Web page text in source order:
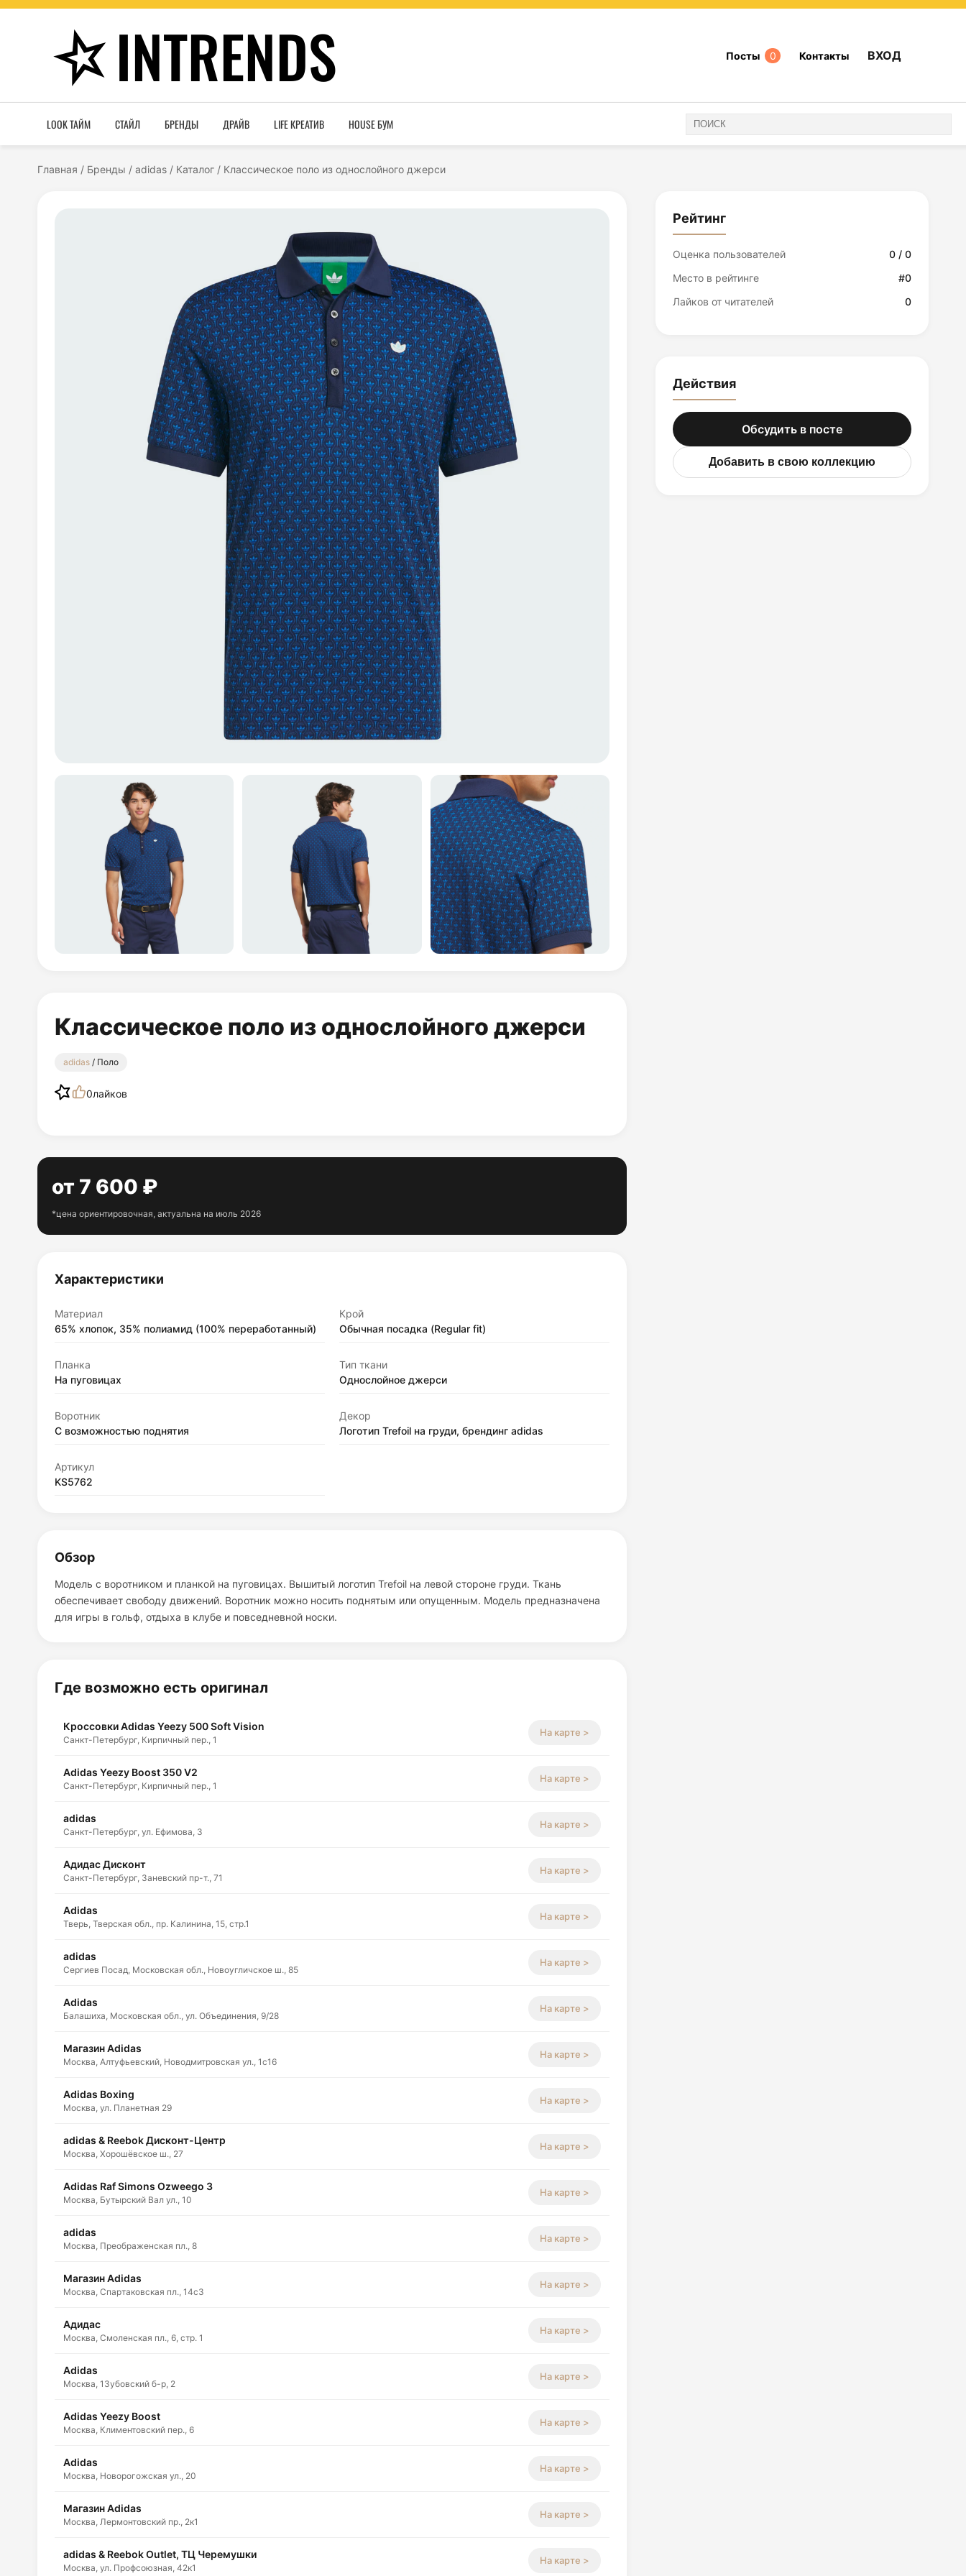
INTRENDS Посты 0 Контакты ВХОД
LOOK ТАЙМ СТАЙЛ БРЕНДЫ ДРАЙВ LIFE КРЕАТИВ HOUSE БУМ
Главная / Бренды / adidas / Каталог / Классическое поло из однослойного джерси
Классическое поло из однослойного джерси
adidas / Поло
0лайков
от 7 600 ₽
*цена ориентировочная, актуальна на июль 2026
Характеристики
Материал
65% хлопок, 35% полиамид (100% переработанный)
Крой
Обычная посадка (Regular fit)
Планка
На пуговицах
Тип ткани
Однослойное джерси
Воротник
С возможностью поднятия
Декор
Логотип Trefoil на груди, брендинг adidas
Артикул
KS5762
Обзор
Модель с воротником и планкой на пуговицах. Вышитый логотип Trefoil на левой стороне груди. Ткань
обеспечивает свободу движений. Воротник можно носить поднятым или опущенным. Модель предназначена
для игры в гольф, отдыха в клубе и повседневной носки.
Где возможно есть оригинал
Кроссовки Adidas Yeezy 500 Soft Vision
Санкт-Петербург, Кирпичный пер., 1
На карте >
Adidas Yeezy Boost 350 V2
Санкт-Петербург, Кирпичный пер., 1
На карте >
adidas
Санкт-Петербург, ул. Ефимова, 3
На карте >
Адидас Дисконт
Санкт-Петербург, Заневский пр-т., 71
На карте >
Adidas
Тверь, Тверская обл., пр. Калинина, 15, стр.1
На карте >
adidas
Сергиев Посад, Московская обл., Новоугличское ш., 85
На карте >
Adidas
Балашиха, Московская обл., ул. Объединения, 9/28
На карте >
Магазин Adidas
Москва, Алтуфьевский, Новодмитровская ул., 1с16
На карте >
Adidas Boxing
Москва, ул. Планетная 29
На карте >
adidas & Reebok Дисконт-Центр
Москва, Хорошёвское ш., 27
На карте >
Adidas Raf Simons Ozweego 3
Москва, Бутырский Вал ул., 10
На карте >
adidas
Москва, Преображенская пл., 8
На карте >
Магазин Adidas
Москва, Спартаковская пл., 14с3
На карте >
Адидас
Москва, Смоленская пл., 6, стр. 1
На карте >
Adidas
Москва, 1Зубовский б-р, 2
На карте >
Adidas Yeezy Boost
Москва, Климентовский пер., 6
На карте >
Adidas
Москва, Новорогожская ул., 20
На карте >
Магазин Adidas
Москва, Лермонтовский пр., 2к1
На карте >
adidas & Reebok Outlet, ТЦ Черемушки
Москва, ул. Профсоюзная, 42к1
На карте >
Рейтинг
Оценка пользователей
0 / 0
Место в рейтинге
#0
Лайков от читателей
0
Действия
Обсудить в посте
Добавить в свою коллекцию